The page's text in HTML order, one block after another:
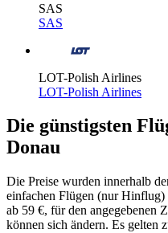
SAS
SAS
LOT-Polish Airlines
LOT-Polish Airlines
Die günstigsten
Donau
Die Preise wurden innerhalb
einfachen Flügen (nur
ab 59 €, für den angegebenen
können sich ändern. Es gelten